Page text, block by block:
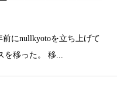
にnullkyotoを立ち上げて
を移った。 移...